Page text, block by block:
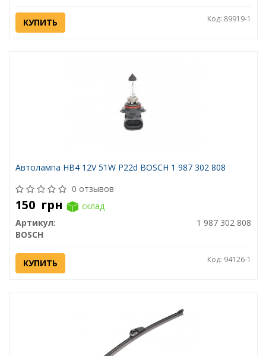
КУПИТЬ Код: 89919-1
Автолампа HB4 12V 51W P22d BOSCH 1 987 302 808
0 отзывов
150 грн
склад
Артикул:
1 987 302 808
BOSCH
КУПИТЬ Код: 94126-1